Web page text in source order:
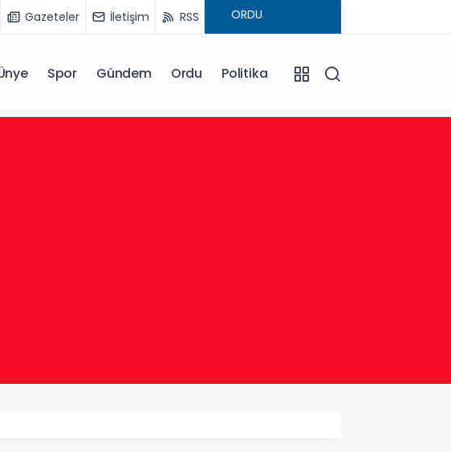
Gazeteler İletişim RSS
Spor Gündem Ordu Politika